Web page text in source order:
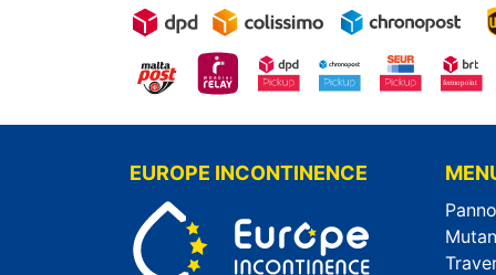
EUROPE INCONTINENCE